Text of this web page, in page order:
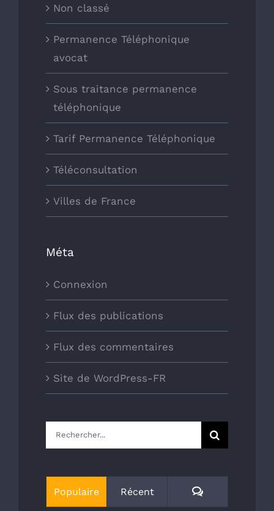
Non classé
Permanence Téléphonique
avocat
Sous traitance permanence
téléphonique
Tarif Permanence Téléphonique
Téléconsultation
Villes de France
Méta
Connexion
Flux des publications
Flux des commentaires
Site de WordPress-FR
Rechercher:
Populaire Récent Commentaires